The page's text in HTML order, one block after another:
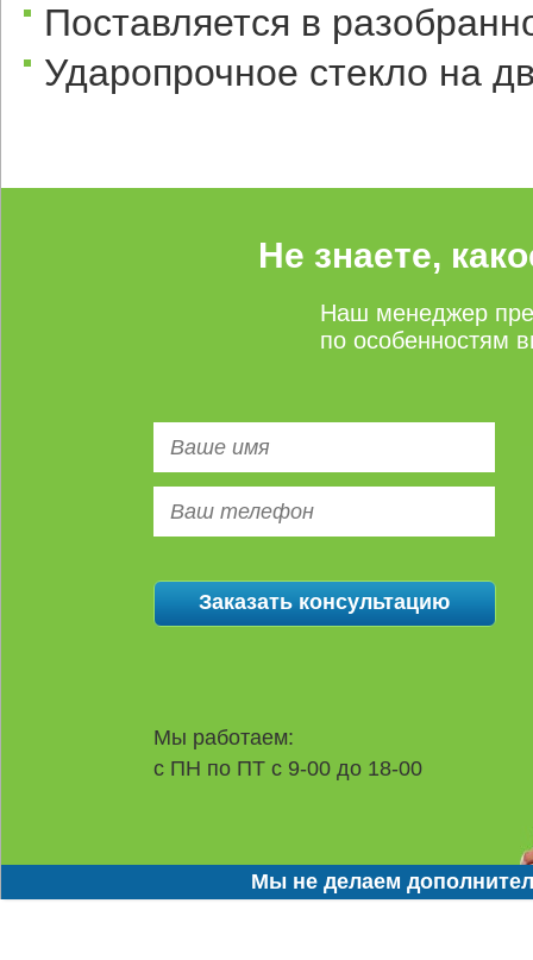
Поставляется в
Ударопрочное стекло на
Не знаете,
Наш менеджер
по особенностям
Мы работаем:
с ПН по ПТ с 9-00 до 18-00
Мы не делаем